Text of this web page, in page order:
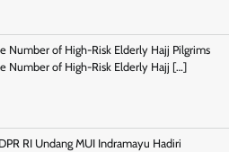
Number of High-Risk Elderly Hajj Pilgrims
Number of High-Risk Elderly Hajj […]
RI Undang MUI Indramayu Hadiri